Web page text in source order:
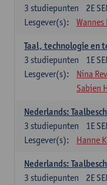
2E
3 studiepunten
Lesgever(s):
Taal, technologie en
1E
3 studiepunten
Lesgever(s):
Nina
Sabien
Nederlands:
1E
3 studiepunten
Lesgever(s):
Hanne
Nederlands:
2E
3 studiepunten